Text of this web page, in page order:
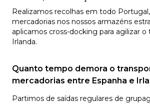
Realizamos recolhas em todo
mercadorias nos nossos armazéns
aplicamos cross-docking para agilizar o
Irlanda.
Quanto tempo demora o
mercadorias entre Espanha e
Partimos de saídas regulares de